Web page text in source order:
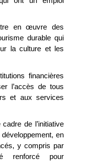
en œuvre des
durable qui
la culture et les
financières
l’accès de tous
et aux services
de l’initiative
en
y compris par
renforcé pour